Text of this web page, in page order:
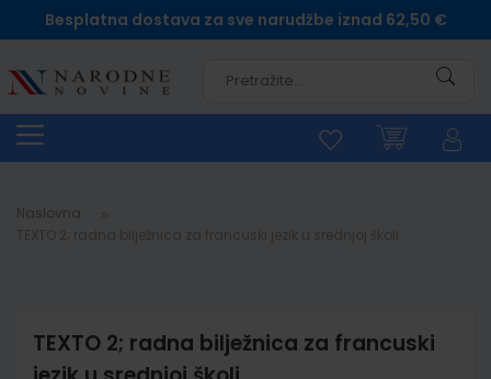
Besplatna dostava za sve narudžbe iznad 62,50 €
Naslovna
TEXTO 2; radna bilježnica za francuski